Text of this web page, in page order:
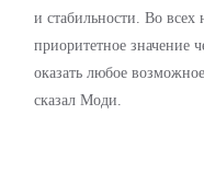
и стабильности. Во
приоритетное значение
оказать любое
сказал Моди.